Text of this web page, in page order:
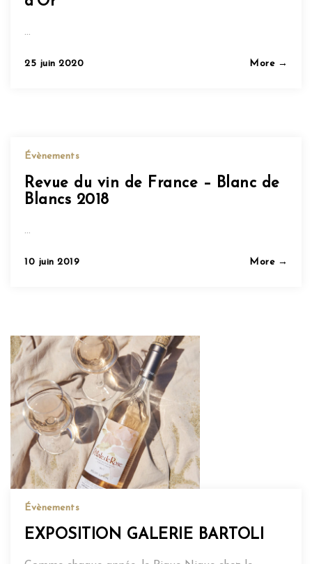
…
Posted
25 juin 2020 More →
Évènements
Revue du vin de France – Blanc de
Blancs 2018
…
Posted
10 juin 2019 More →
Évènements
EXPOSITION GALERIE BARTOLI